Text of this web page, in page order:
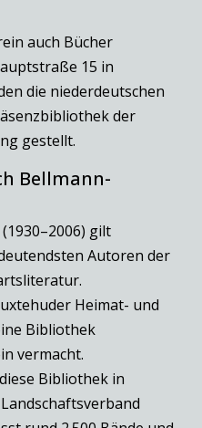
auch Bücher
15 in
die niederdeutschen
der
gestellt.
Bellmann-
gilt
Autoren der
Heimat- und
Bibliothek
vermacht.
Bibliothek in